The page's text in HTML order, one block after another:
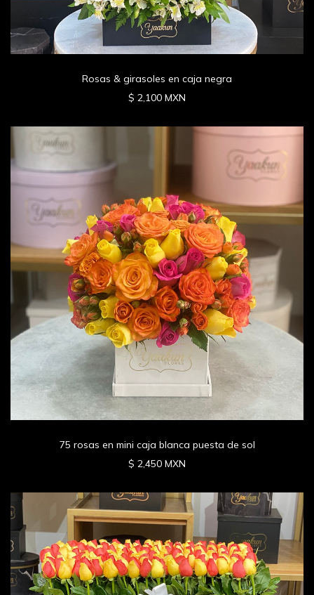
Rosas & girasoles en caja negra
$ 2,100 MXN
75 rosas en mini caja blanca puesta de sol
$ 2,450 MXN